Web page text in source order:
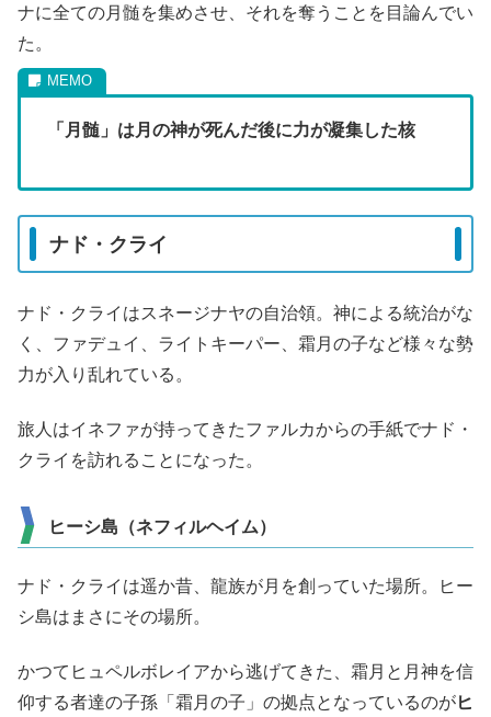
ナに全ての月髄を集めさせ、それを奪うことを目論んでい
た。
「月髄」は月の神が死んだ後に力が凝集した核
ナド・クライ
ナド・クライはスネージナヤの自治領。神による統治がな
く、ファデュイ、ライトキーパー、霜月の子など様々な勢
力が入り乱れている。
旅人はイネファが持ってきたファルカからの手紙でナド・
クライを訪れることになった。
ヒーシ島（ネフィルヘイム）
ナド・クライは遥か昔、龍族が月を創っていた場所。ヒー
シ島はまさにその場所。
かつてヒュペルボレイアから逃げてきた、霜月と月神を信
仰する者達の子孫「霜月の子」の拠点となっているのがヒ